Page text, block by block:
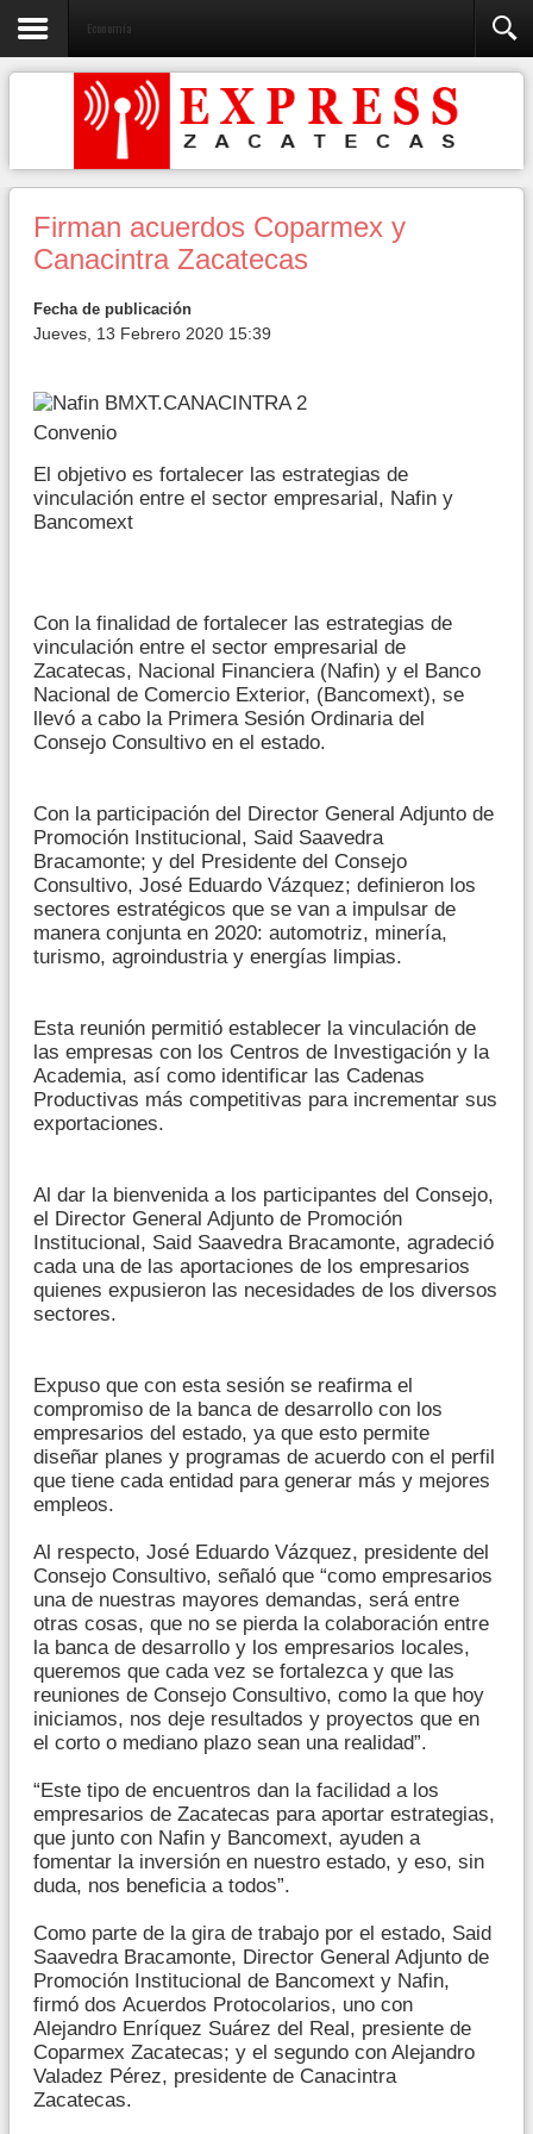
Economía
Firman acuerdos Coparmex y
Canacintra Zacatecas
Fecha de publicación
Jueves, 13 Febrero 2020 15:39
Convenio
El objetivo es fortalecer las estrategias de
vinculación entre el sector empresarial, Nafin y
Bancomext
Con la finalidad de fortalecer las estrategias de
vinculación entre el sector empresarial de
Zacatecas, Nacional Financiera (Nafin) y el Banco
Nacional de Comercio Exterior, (Bancomext), se
llevó a cabo la Primera Sesión Ordinaria del
Consejo Consultivo en el estado.
Con la participación del Director General Adjunto de
Promoción Institucional, Said Saavedra
Bracamonte; y del Presidente del Consejo
Consultivo, José Eduardo Vázquez; definieron los
sectores estratégicos que se van a impulsar de
manera conjunta en 2020: automotriz, minería,
turismo, agroindustria y energías limpias.
Esta reunión permitió establecer la vinculación de
las empresas con los Centros de Investigación y la
Academia, así como identificar las Cadenas
Productivas más competitivas para incrementar sus
exportaciones.
Al dar la bienvenida a los participantes del Consejo,
el Director General Adjunto de Promoción
Institucional, Said Saavedra Bracamonte, agradeció
cada una de las aportaciones de los empresarios
quienes expusieron las necesidades de los diversos
sectores.
Expuso que con esta sesión se reafirma el
compromiso de la banca de desarrollo con los
empresarios del estado, ya que esto permite
diseñar planes y programas de acuerdo con el perfil
que tiene cada entidad para generar más y mejores
empleos.
Al respecto, José Eduardo Vázquez, presidente del
Consejo Consultivo, señaló que “como empresarios
una de nuestras mayores demandas, será entre
otras cosas, que no se pierda la colaboración entre
la banca de desarrollo y los empresarios locales,
queremos que cada vez se fortalezca y que las
reuniones de Consejo Consultivo, como la que hoy
iniciamos, nos deje resultados y proyectos que en
el corto o mediano plazo sean una realidad”.
“Este tipo de encuentros dan la facilidad a los
empresarios de Zacatecas para aportar estrategias,
que junto con Nafin y Bancomext, ayuden a
fomentar la inversión en nuestro estado, y eso, sin
duda, nos beneficia a todos”.
Como parte de la gira de trabajo por el estado, Said
Saavedra Bracamonte, Director General Adjunto de
Promoción Institucional de Bancomext y Nafin,
firmó dos Acuerdos Protocolarios, uno con
Alejandro Enríquez Suárez del Real, presiente de
Coparmex Zacatecas; y el segundo con Alejandro
Valadez Pérez, presidente de Canacintra
Zacatecas.